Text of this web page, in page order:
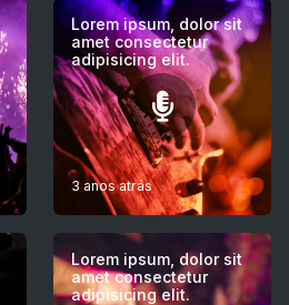
Lorem ipsum, dolor sit
amet consectetur
adipisicing elit.
3 anos atrás
Lorem ipsum, dolor sit
amet consectetur
adipisicing elit.